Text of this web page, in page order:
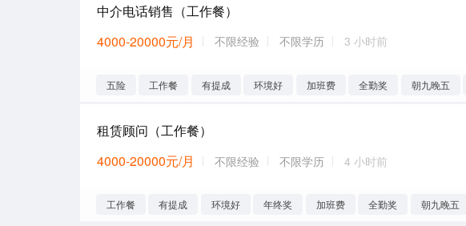
中介电话销售（工作餐）
4000-20000元/月
不限经验 不限学历 3 小时前
五险 工作餐 有提成 环境好 加班费 全勤奖 朝九晚五
租赁顾问（工作餐）
4000-20000元/月
不限经验 不限学历 4 小时前
工作餐 有提成 环境好 年终奖 加班费 全勤奖 朝九晚五